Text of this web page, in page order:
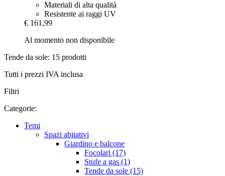
Materiali di alta qualità
Resistente ai raggi UV
€ 161,99
Al momento non disponibile
Tende da sole: 15 prodotti
Tutti i prezzi IVA inclusa
Filtri
Categorie:
Temi
Spazi abitativi
Giardino e balcone
Focolari (17)
Stufe a gas (1)
Tende da sole (15)